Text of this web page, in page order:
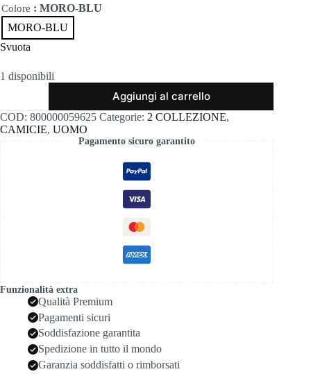
Colore : MORO-BLU
MORO-BLU
Svuota
1 disponibili
Aggiungi al carrello
COD: 800000059625 Categorie: 2 COLLEZIONE,
CAMICIE, UOMO
Pagamento sicuro garantito
Funzionalità extra
Qualità Premium
Pagamenti sicuri
Soddisfazione garantita
Spedizione in tutto il mondo
Garanzia soddisfatti o rimborsati